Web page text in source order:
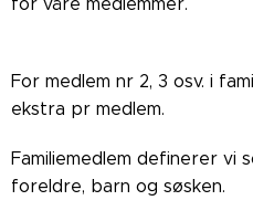
For medlem nr 2, 3 osv. i
ekstra pr medlem.
Familiemedlem definerer vi
foreldre, barn og søsken.